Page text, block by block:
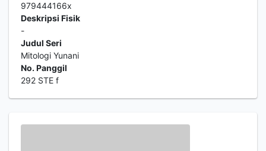
979444166x
Deskripsi Fisik
-
Judul Seri
Mitologi Yunani
No. Panggil
292 STE f